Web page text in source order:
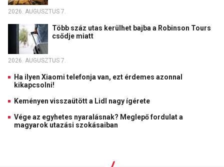
2026. AUGUSZTUS 7.
Több száz utas kerülhet bajba a Robinson Tours
csődje miatt
2026. AUGUSZTUS 7.
Ha ilyen Xiaomi telefonja van, ezt érdemes azonnal
kikapcsolni!
Keményen visszaütött a Lidl nagy ígérete
Vége az egyhetes nyaralásnak? Meglepő fordulat a
magyarok utazási szokásaiban